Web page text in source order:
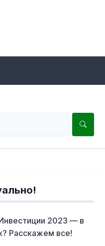
2023 — в
Расскажем все!